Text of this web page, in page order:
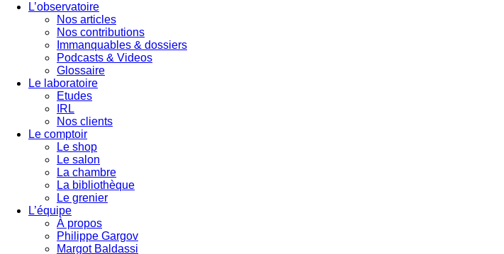
L’observatoire
Nos articles
Nos contributions
Immanquables & dossiers
Podcasts & Videos
Glossaire
Le laboratoire
Etudes
IRL
Nos clients
Le comptoir
Le shop
Le salon
La chambre
La bibliothèque
Le grenier
L’équipe
À propos
Philippe Gargov
Margot Baldassi